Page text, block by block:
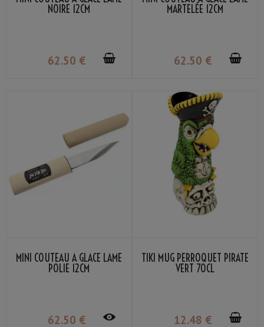
NOIRE 12CM
62.50 €
MARTELÉE 12CM
62.50 €
MINI COUTEAU À GLACE LAME
POLIE 12CM
62.50 €
TIKI MUG PERROQUET PIRATE
VERT 70CL
12.48 €